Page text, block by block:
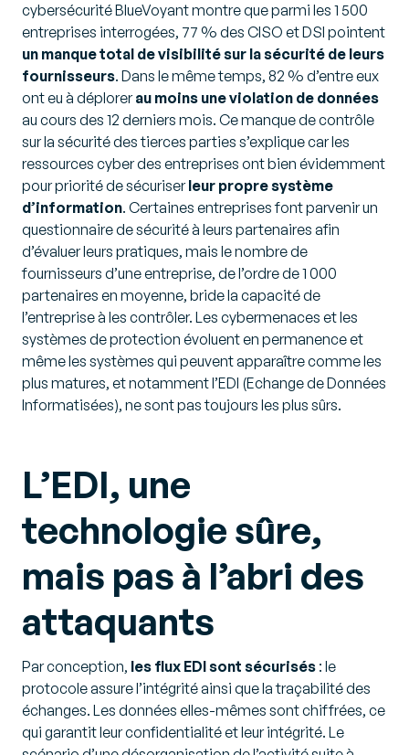
cybersécurité BlueVoyant montre que parmi les 1 500
entreprises interrogées, 77 % des CISO et DSI pointent
un manque total devisibilité sur la sécurité de leurs
fournisseurs. Dans le même temps, 82 % d’entre eux
ont eu à déplorerau moins une violation de données
au cours des 12 derniers mois. Ce manque de contrôle
sur la sécurité des tierces parties s’explique car les
ressources cyber des entreprises ont bien évidemment
pour priorité de sécuriserleur propresystème
d’information. Certaines entreprises font parvenir un
questionnaire de sécurité à leurs partenaires afin
d’évaluer leurs pratiques, mais le nombre de
fournisseurs d’une entreprise, de l’ordre de 1 000
partenaires en moyenne, bride la capacité de
l’entreprise à les contrôler. Les cybermenaces et les
systèmes de protection évoluent en permanence et
même les systèmes qui peuvent apparaître comme les
plus matures, et notamment l’EDI (Echange de Données
Informatisées), ne sont pas toujours les plus sûrs.
L’EDI, une
technologie sûre,
mais pas à l’abri des
attaquants
Par conception, les flux EDI sont sécurisés : le
protocole assure l’intégrité ainsi que la traçabilité des
échanges. Les données elles-mêmes sont chiffrées, ce
qui garantit leur confidentialité et leur intégrité. Le